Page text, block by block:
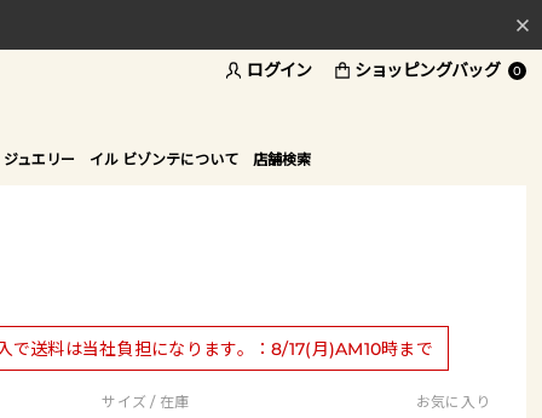
ログイン ショッピングバッグ 0
ュエリー イル ビゾンテについて 店舗検索
で送料は当社負担になります。：8/17(月)AM10時まで
サイズ / 在庫 お気に入り